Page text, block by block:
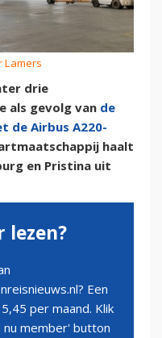
Lamers
drie
als gevolg van de
de Airbus A220-
haalt
en Pristina uit
Een
per maand. Klik
member' button